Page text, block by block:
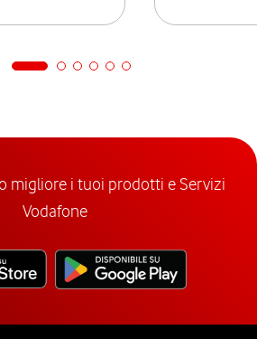
migliore i tuoi prodotti e Servizi
Vodafone